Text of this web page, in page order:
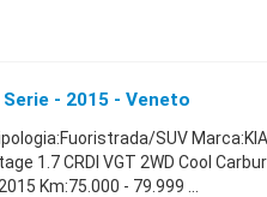
- 2015 - Veneto
SUV
1.7 CRDI VGT 2WD Cool
Km:75.000 - 79.999 ...